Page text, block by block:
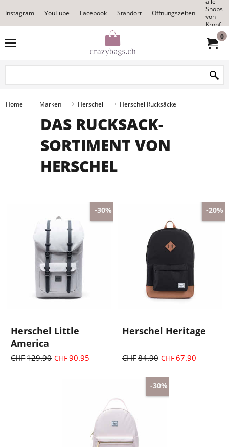
Instagram YouTube Facebook Standort Öffnungszeiten
Shops
von
Kropf
0
Home Marken Herschel Herschel Rucksäcke
DAS RUCKSACK-
SORTIMENT VON
HERSCHEL
-30%
Herschel Little
America
CHF129.90 CHF90.95
-20%
Herschel Heritage
CHF84.90 CHF67.90
zzgl. Versand
-30%